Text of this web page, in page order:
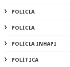
POLICIA
POLÍCIA
POLÍCIA INHAPI
POLÍTICA